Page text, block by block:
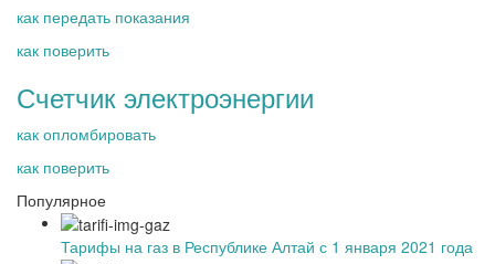
как передать показания
как поверить
Счетчик электроэнергии
как опломбировать
как поверить
Популярное
Тарифы на газ в Республике Алтай с 1 января 2021 года